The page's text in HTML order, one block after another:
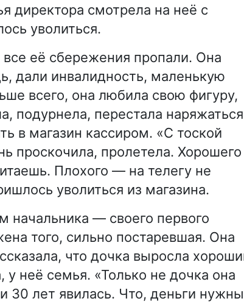
директора смотрела на неё с
уволиться.
её сбережения пропали. Она
дали инвалидность, маленькую
всего, она любила свою фигуру,
подурнела, перестала
в магазин кассиром. «С тоской
проскочила, пролетела. Хорошего
Плохого — на телегу не
уволиться из магазина.
начальника — своего первого
того, сильно постаревшая. Она
что дочка выросла
неё семья. «Только не дочка она
30 лет явилась. Что, деньги